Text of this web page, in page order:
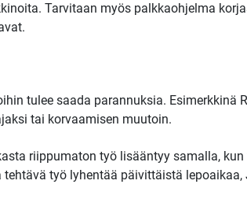
Tarvitaan myös palkkaohjelma
tulee saada parannuksia. Esimerkkinä
tai korvaamisen muutoin.
riippumaton työ lisääntyy samalla,
työ lyhentää päivittäistä lepoaikaa,